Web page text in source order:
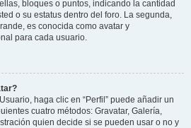
bloques o puntos, indicando la cantidad
o su estatus dentro del foro. La segunda,
es conocida como avatar y
para cada usuario.
haga clic en “Perfil” puede añadir un
cuatro métodos: Gravatar, Galería,
quien decide si se pueden usar o no y